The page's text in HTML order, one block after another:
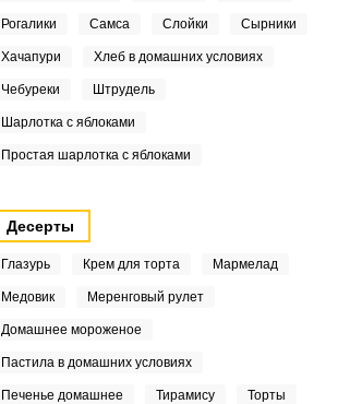
Рогалики Самса Слойки Сырники
Хачапури Хлеб в домашних условиях
Чебуреки Штрудель
Шарлотка с яблоками
Простая шарлотка с яблоками
Десерты
Глазурь Крем для торта Мармелад
Медовик Меренговый рулет
Домашнее мороженое
Пастила в домашних условиях
Печенье домашнее Тирамису Торты